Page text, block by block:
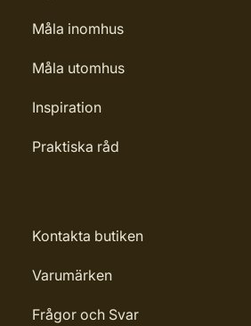
Måla inomhus
Måla utomhus
Inspiration
Praktiska råd
Kontakta butiken
Varumärken
Frågor och Svar